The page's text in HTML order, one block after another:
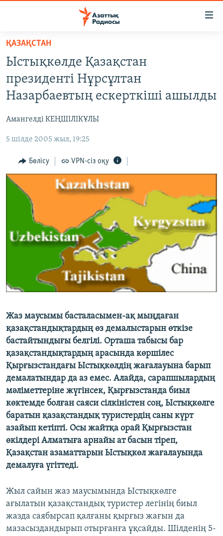
Skip
main
content
Skip
to
main
Skip
Search
AZATTYQTV
АДАМ ҚҰҚЫҚТАРЫ
ӘЛЕУМЕТ
ӘЛЕМ
АРНАЙЫ ЖОБАЛАР
Русский
ЖАЗЫЛЫҢЫЗ
Басқа тілдерде
ҚАЗАҚСТАН
Ыстықкөлде Қазақстан
президенті Нұрсұлтан
Назарбаевтың ескерткіші ашылды
Амангелді КЕҢШІЛІКҰЛЫ
5 шілде 2005 жыл, 19:25
Бөлісу VPN-сіз оқу
Жаз маусымы басталасымен-ақ мыңдаған
қазақстандықтардың өз демалыстарын өткізе
бастайтындығы белгілі. Орташа табысы бар
қазақстандықтардың арасында көршілес
Қырғызстандағы Ыстықкөлдің жағалауына барып
демалатындар да аз емес. Алайда, сарапшылардың
мәліметтеріне жүгінсек, Қырғызстанда биыл
көктемде болған саяси сілкіністен соң, Ыстықкөлге
баратын қазақстандық туристердің саны күрт
азайып кетіпті. Осы жайтқа орай Қырғызстан
өкілдері Алматыға арнайы ат басын тіреп,
Қазақстан азаматтарын Ыстықкөл жағалауында
демалуға үгіттеді.
Жыл сайын жаз маусымында Ыстықкөлге
ағылатын қазақстандық туристер легінің биыл
жазда саябырсап қалғаны қырғыз жағын да
мазасыздандырып отырғанға ұқсайды. Шілденің 5-